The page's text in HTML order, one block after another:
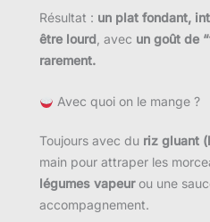
Résultat : un plat fondant,
être lourd , avec un goût de
rarement.
Avec quoi on le mange ?
Toujours avec du riz gluant
main pour attraper les
légumes vapeurou une
accompagnement.